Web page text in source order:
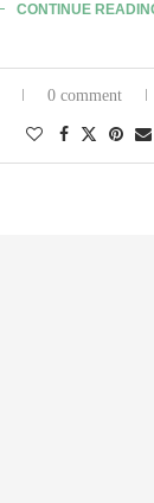
CONTINUE
0 comment